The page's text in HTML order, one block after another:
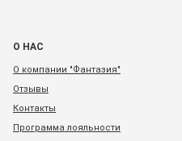
О НАС
О компании "Фантазия"
Отзывы
Контакты
Программа лояльности